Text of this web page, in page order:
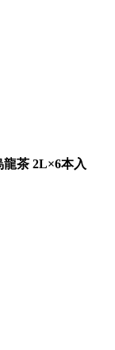
龍茶 2L×6本入